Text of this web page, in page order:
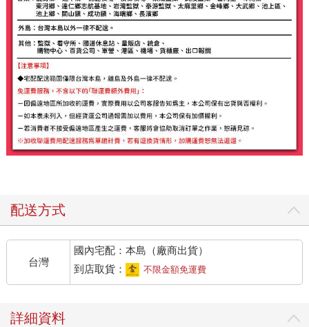
配送方式
台灣
國內宅配：本島（廠商出貨）
到店取貨：
不限金額免運費
詳細資料